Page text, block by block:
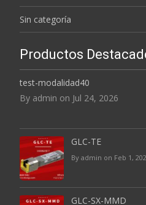
Sin categoría
Productos
test-modalidad40
By admin on Jul 24, 2026
GLC-TE
By admin on Feb 1,
GLC-SX-MMD